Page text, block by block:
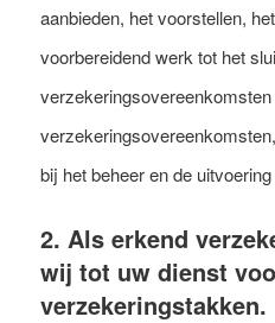
aanbieden, het voorstellen,
voorbereidend werk tot het
bij het beheer en de
2. Als erkend
wij tot uw dienst
verzekeringstakken.